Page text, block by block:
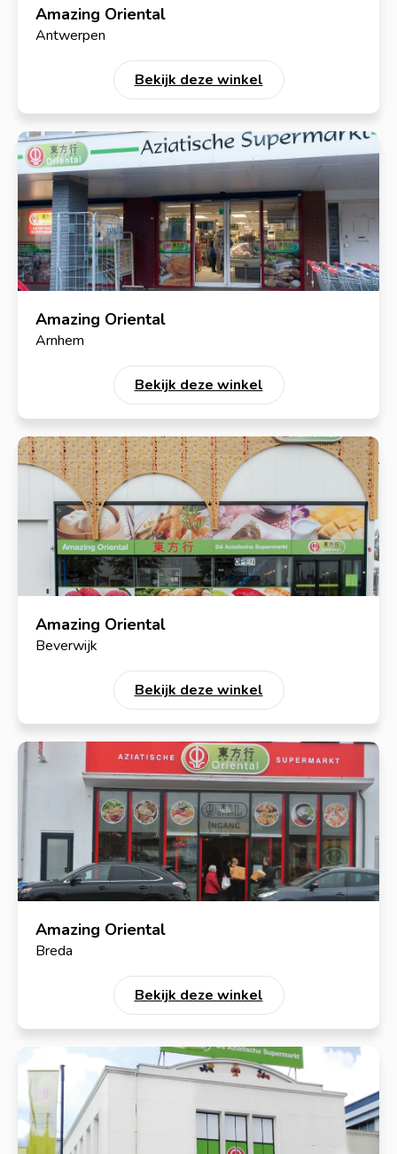
Amazing Oriental
Antwerpen
Bekijk deze winkel
Amazing Oriental
Arnhem
Bekijk deze winkel
Amazing Oriental
Beverwijk
Bekijk deze winkel
Amazing Oriental
Breda
Bekijk deze winkel